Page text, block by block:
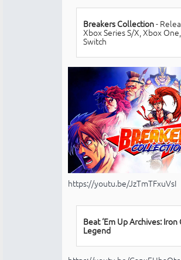
Breakers Collection-
Xbox Series S/X, Xbox
Switch
https://youtu.be/JzTmTFxuVsI
Beat ‘Em Up Archives:
Legend